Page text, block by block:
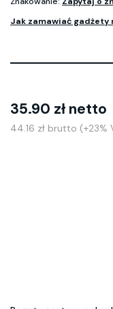
Jak zamawiać gadżety
35.90 zł netto
44.16 zł brutto (+23%